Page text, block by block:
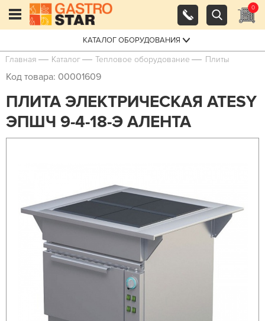
0
КАТАЛОГ ОБОРУДОВАНИЯ
Главная Каталог Тепловое оборудование Плиты
Код товара: 00001609
ПЛИТА ЭЛЕКТРИЧЕСКАЯ ATESY
ЭПШЧ 9-4-18-Э АЛЕНТА